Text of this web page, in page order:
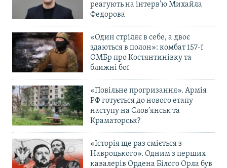
реагують на інтерв’ю Михайла
Федорова
«Один стріляє в себе, а двоє
здаються в полон»: комбат 157-ї
ОМБр про Костянтинівку та
ближні бої
«Повільне прогризання». Армія
РФ готується до нового етапу
наступу на Слов’янськ та
Краматорськ?
«Історія ще раз сміється з
Навроцького». Одним з перших
кавалерів Ордена Білого Орла був